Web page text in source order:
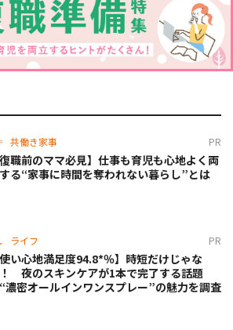
共働き家事 PR
復職前のママ必見】仕事も育児も心地よく両
る“家事に時間を奪われない暮らし”とは
ライフ PR
使い心地満足度94.8*％】時短だけじゃな
夜のスキンケアが1本で完了する話題
濃密オールインワンスプレー”の魅力を調査